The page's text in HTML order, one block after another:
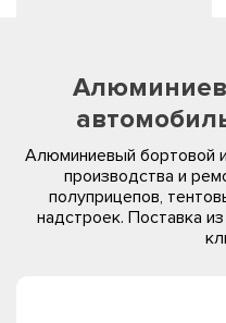
Алюминиевый бортовой
производства и
полуприцепов,
надстроек. Поставка